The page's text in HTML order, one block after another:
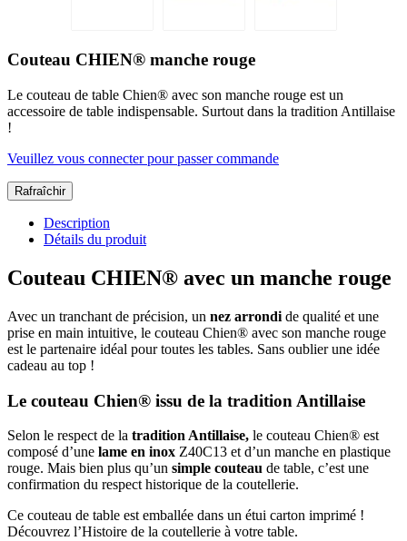
Couteau CHIEN® manche rouge
Le couteau de table Chien® avec son manche rouge est un
accessoire de table indispensable. Surtout dans la tradition Antillaise
!
Veuillez vous connecter pour passer commande
Description
Détails du produit
Couteau CHIEN® avec un manche rouge
Avec un tranchant de précision, un nez arrondi de qualité et une
prise en main intuitive, le couteau Chien® avec son manche rouge
est le partenaire idéal pour toutes les tables. Sans oublier une idée
cadeau au top !
Le couteau Chien® issu de la tradition Antillaise
Selon le respect de la tradition Antillaise, le couteau Chien® est
composé d’une lame en inox Z40C13 et d’un manche en plastique
rouge. Mais bien plus qu’un simple couteau de table, c’est une
confirmation du respect historique de la coutellerie.
Ce couteau de table est emballée dans un étui carton imprimé !
Découvrez l’Histoire de la coutellerie à votre table.